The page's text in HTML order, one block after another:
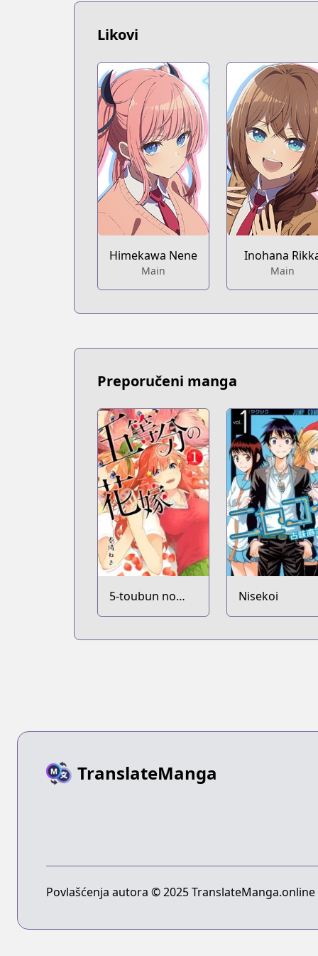
https://www.mangaupdates.com/
Book☆Walker
Official English
Official English
https://
Likovi
Himekawa Nene
Main
Inohana
Main
Preporučeni manga
5-toubun no
Hanayome
Nisekoi
TranslateManga
Povlašćenja autora © 2025